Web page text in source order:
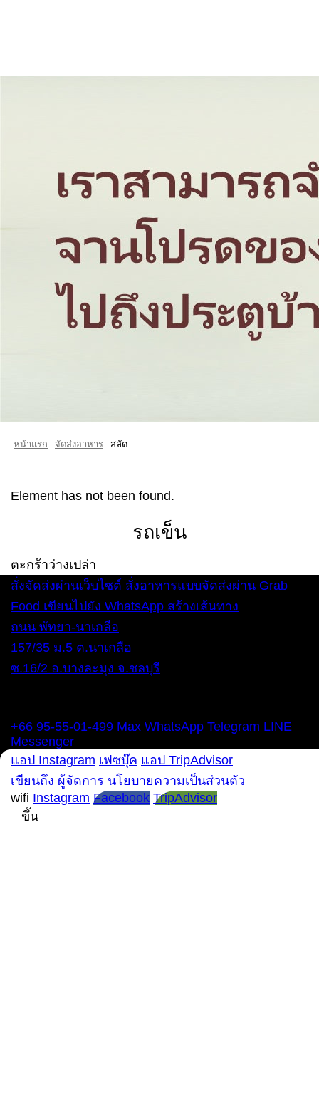
หน้าแรก จัดส่งอาหาร สลัด
Element has not been found.
รถเข็น
ตะกร้าว่างเปล่า
สั่งจัดส่งผ่านเว็บไซต์ สั่งอาหารแบบจัดส่งผ่าน Grab
Food เขียนไปยัง WhatsApp สร้างเส้นทาง
ถนน พัทยา-นาเกลือ
157/35 ม.5 ต.นาเกลือ
ซ.16/2 อ.บางละมุง จ.ชลบุรี
+66 95-55-01-499 Max WhatsApp Telegram LINE
Messenger
แอป Instagram เฟซบุ๊ค แอป TripAdvisor
เขียนถึง ผู้จัดการ นโยบายความเป็นส่วนตัว
wifi Instagram Facebook TripAdvisor
ขึ้น